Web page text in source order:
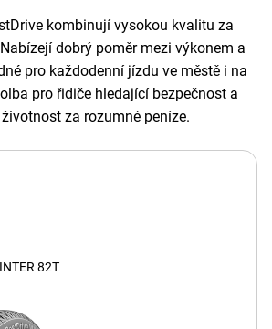
kombinují vysokou kvalitu za
dobrý poměr mezi výkonem a
pro každodenní jízdu ve městě i na
pro řidiče hledající bezpečnost a
za rozumné peníze.
82T